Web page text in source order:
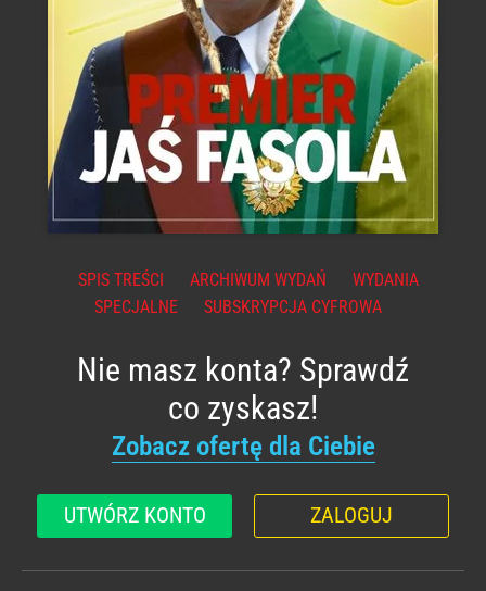
SPIS TREŚCI ARCHIWUM WYDAŃ
WYDANIA
SPECJALNE
SUBSKRYPCJA CYFROWA
Nie masz konta? Sprawdź
co zyskasz!
Zobacz ofertę dla Ciebie
UTWÓRZ KONTO ZALOGUJ